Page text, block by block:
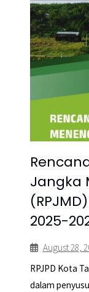
Jangka
2025-
August 28,
RPJPD Kota
dalam